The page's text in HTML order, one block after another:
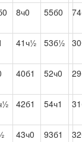
8ч0 55б0
41ч½ 53б½
40б1 52ч0
42б1 54ч1
43ч0 93б1